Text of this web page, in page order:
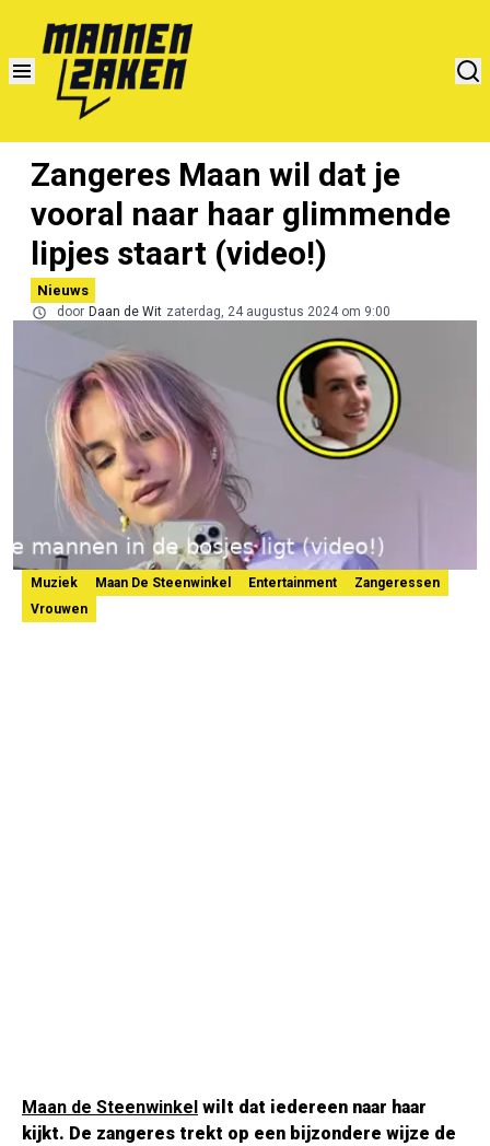
Zangeres Maan wil dat je
vooral naar haar glimmende
lipjes staart (video!)
Nieuws
door Daan de Wit zaterdag, 24 augustus 2024 om 9:00
Muziek Maan De Steenwinkel Entertainment
Zangeressen
Vrouwen
Maan de Steenwinkel wilt dat iedereen naar haar
kijkt. De zangeres trekt op een bijzondere wijze de